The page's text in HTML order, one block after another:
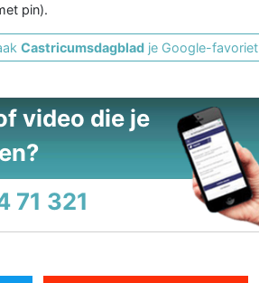
pin).
Castricumsdagblad je Google-favoriet
video die je
71 321